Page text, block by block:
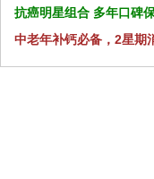
抗癌明星组合 多年口碑
中老年补钙必备，2星期